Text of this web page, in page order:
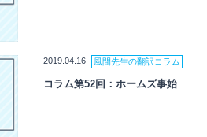
2019.04.16 風間先生の翻訳コラム
コラム第52回：ホームズ事始